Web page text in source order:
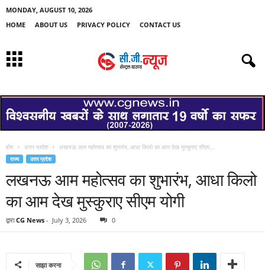
MONDAY, AUGUST 10, 2026
HOME
ABOUT US PRIVACY POLICY CONTACT US
होम उत्तर प्रदेश लखनऊ आम महोत्सव का शुभारंभ, आधा किलो का आम देख मुस्कुराए सीएम...
राज्य उत्तर प्रदेश
लखनऊ आम महोत्सव का शुभारंभ, आधा किलो
का आम देख मुस्कुराए सीएम योगी
द्वारा CG News - July 3, 2026 0
साझा करना